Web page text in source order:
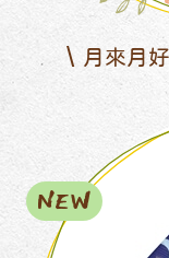
月來月
NEW